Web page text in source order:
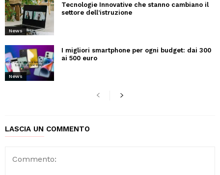
News
Tecnologie Innovative che stanno cambiano il
settore dell’istruzione
News
I migliori smartphone per ogni budget: dai 300
ai 500 euro
LASCIA UN COMMENTO